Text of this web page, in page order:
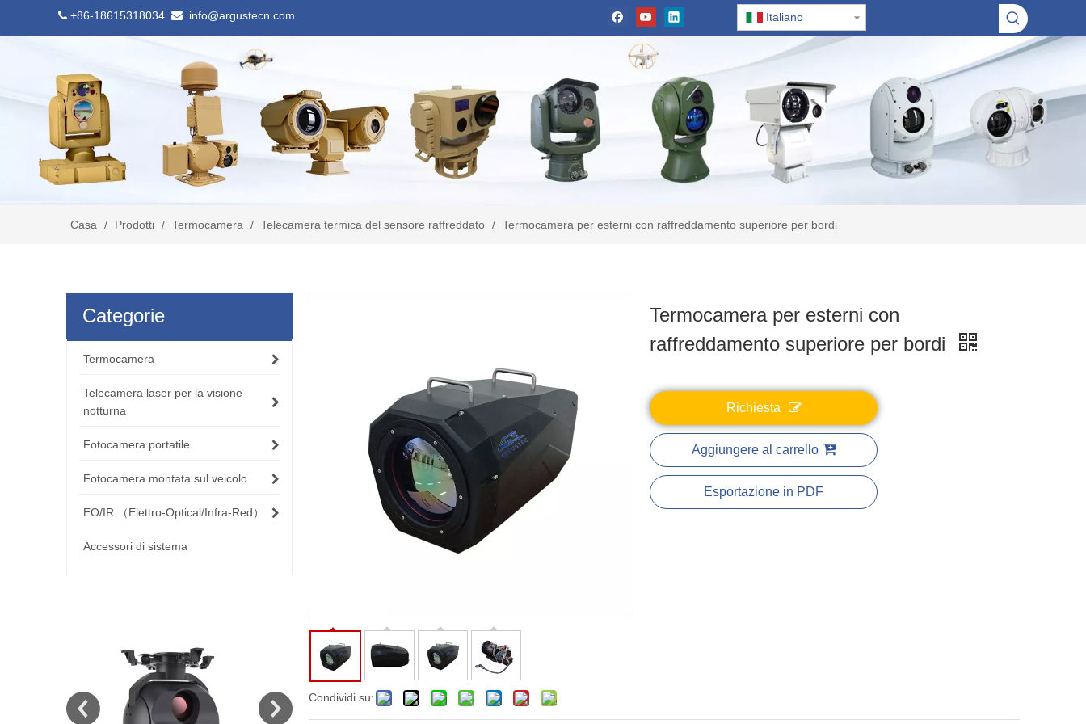
 +86-18615318034  info@argustecn.com Italiano
Casa / Prodotti / Termocamera / Telecamera termica del sensore raffreddato / Termocamera per esterni con raffreddamento superiore per bordi
Categorie
Termocamera
Telecamera laser per la visione
notturna
Fotocamera portatile
Fotocamera montata sul veicolo
EO/IR （Elettro-Optical/Infra-Red）
Accessori di sistema
Condividi su:
Termocamera per esterni con
raffreddamento superiore per bordi
Richiesta
Aggiungere al carrello
Esportazione in PDF